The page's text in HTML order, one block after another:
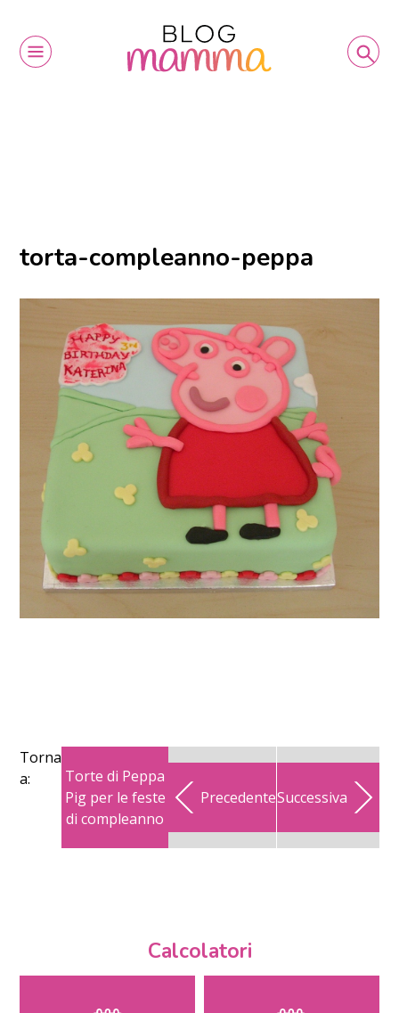
torta-compleanno-peppa
Torna
a:
Torte di Peppa
Pig per le feste
di compleanno
PrecedenteSuccessiva
Calcolatori